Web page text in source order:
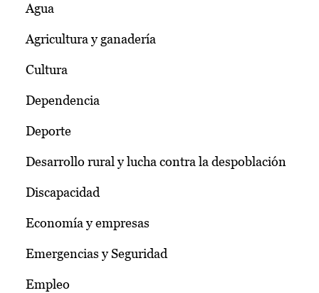
Agua
Agricultura y ganadería
Cultura
Dependencia
Deporte
Desarrollo rural y lucha contra la despoblación
Discapacidad
Economía y empresas
Emergencias y Seguridad
Empleo